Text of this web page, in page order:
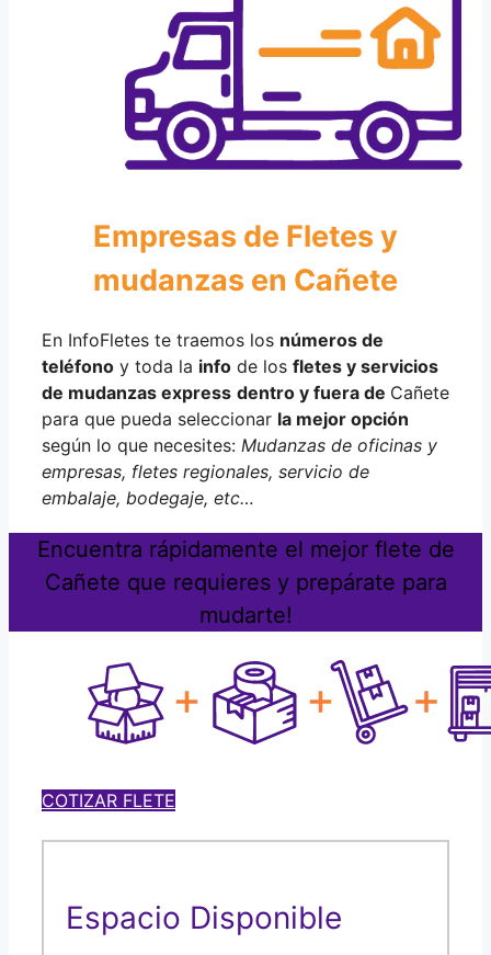
Empresas de Fletes y
mudanzas en Cañete
En InfoFletes te traemos los números de
teléfono y toda la info de los fletes y servicios
de mudanzas express dentro y fuera de Cañete
para que pueda seleccionar la mejor opción
según lo que necesites: Mudanzas de oficinas y
empresas, fletes regionales, servicio de
embalaje, bodegaje, etc…
Encuentra rápidamente el mejor flete de
Cañete que requieres y prepárate para
mudarte!
COTIZAR FLETE
Espacio Disponible